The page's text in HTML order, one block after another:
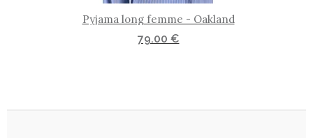
Aperçu rapide
Pyjama long femme - Oakland
79.00 €